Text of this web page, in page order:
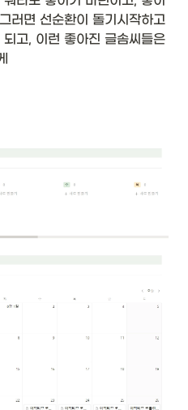
러면 선순환이 돌기시작하고
고, 이런 좋아진 글솜씨들은